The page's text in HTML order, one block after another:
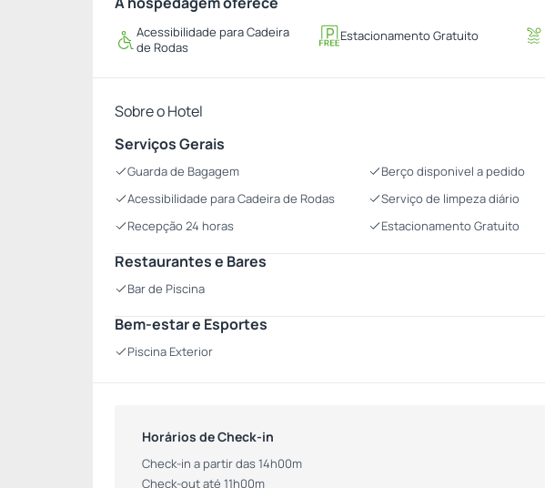
Acessibilidade para Cadeira
de Rodas
Estacionamento Gratuito
Sobre o Hotel
Serviços Gerais
Guarda de Bagagem Berço disponivel a pedido
Acessibilidade para Cadeira de Rodas
Serviço de limpeza diário
Recepção 24 horas
Estacionamento Gratuito
Restaurantes e Bares
Bar de Piscina
Bem-estar e Esportes
Piscina Exterior
Horários de Check-in
Check-in a partir das 14h00m
Check-out até 11h00m